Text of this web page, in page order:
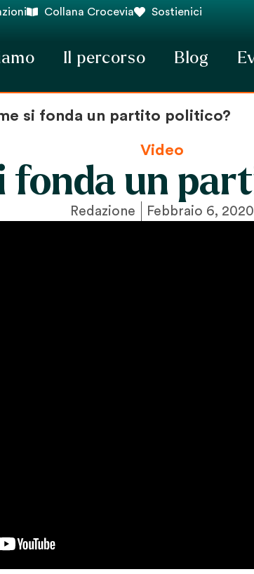
Collana Crocevia Sostienici
Il percorso Blog
si fonda un partito politico?
Video
fonda un
Redazione Febbraio 6, 2020